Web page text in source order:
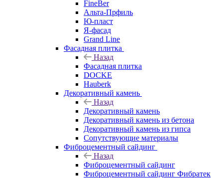
FineBer
Альта-Прфиль
Ю-пласт
Я-фасад
Grand Line
Фасадная плитка
Назад
Фасадная плитка
DOCKE
Hauberk
Декоративный камень
Назад
Декоративный камень
Декоративный камень из бетона
Декоративный камень из гипса
Сопутствующие материалы
Фиброцементный сайдинг
Назад
Фиброцементный сайдинг
Фиброцементный сайдинг Фибратек